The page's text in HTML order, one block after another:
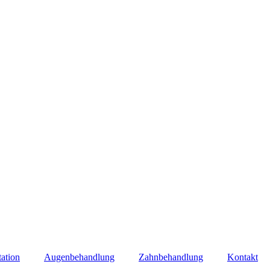
Augenbehandlung Zahnbehandlung Kontakt